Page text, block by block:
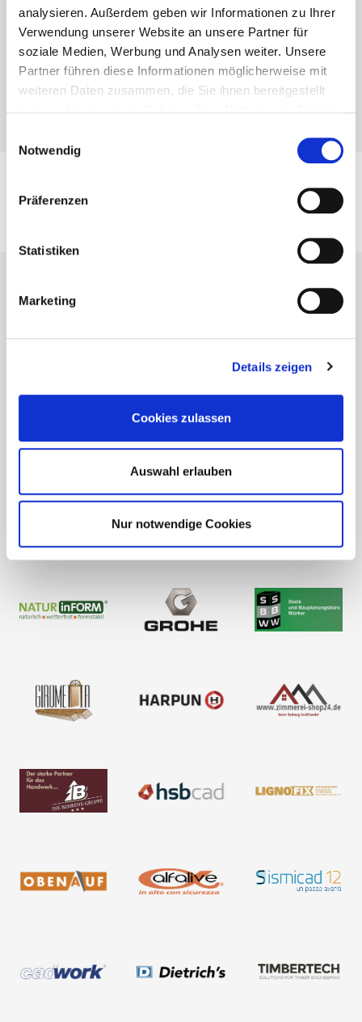
analysieren. Außerdem geben wir Informationen zu Ihrer
Verwendung unserer Website an unsere Partner für
soziale Medien, Werbung und Analysen weiter. Unsere
Partner führen diese Informationen möglicherweise mit
weiteren Daten zusammen, die Sie ihnen bereitgestellt
Notwendig
Präferenzen
Statistiken
Marketing
Details zeigen
Cookies zulassen
Auswahl erlauben
Nur notwendige Cookies
Portal de empleo